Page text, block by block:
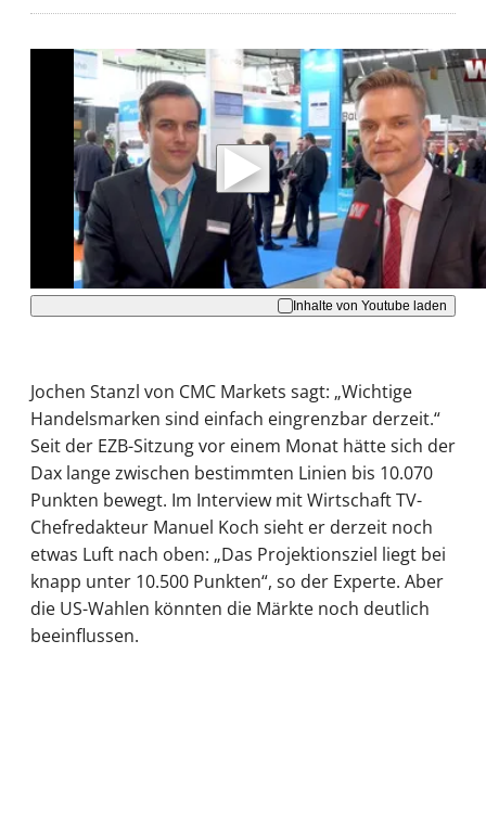
Mit der Wiedergabe dieses Videos werden
Daten an Youtube übertragen.
Hinweise dazu erhalten Sie in der Datenschutzerklärung
Akzeptieren
Inhalte von Youtube laden
Jochen Stanzl von CMC Markets sagt: „Wichtige
Handelsmarken sind einfach eingrenzbar derzeit.“
Seit der EZB-Sitzung vor einem Monat hätte sich der
Dax lange zwischen bestimmten Linien bis 10.070
Punkten bewegt. Im Interview mit Wirtschaft TV-
Chefredakteur Manuel Koch sieht er derzeit noch
etwas Luft nach oben: „Das Projektionsziel liegt bei
knapp unter 10.500 Punkten“, so der Experte. Aber
die US-Wahlen könnten die Märkte noch deutlich
beeinflussen.